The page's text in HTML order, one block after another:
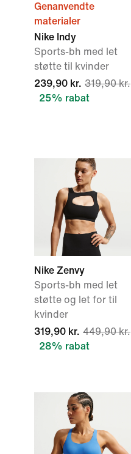
Genanvendte
materialer
Nike Indy
Sports-bh med let
støtte til kvinder
239,90 kr. 319,90 kr.
25% rabat
Nike Zenvy
Sports-bh med let
støtte og let for til
kvinder
319,90 kr. 449,90 kr.
28% rabat